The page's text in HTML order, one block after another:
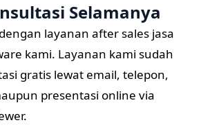
Selamanya
layanan after sales jasa
kami. Layanan kami sudah
gratis lewat email, telepon,
presentasi online via